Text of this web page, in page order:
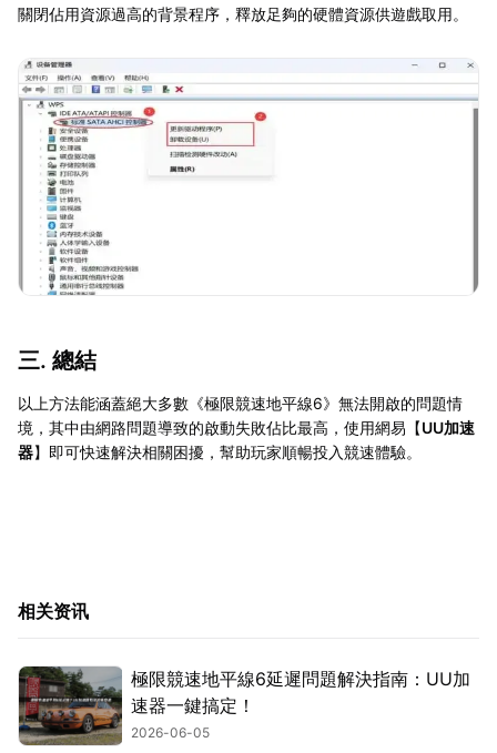
關閉佔用資源過高的背景程序，釋放足夠的硬體資源供遊戲取用。
三. 總結
以上方法能涵蓋絕大多數《極限競速地平線6》無法開啟的問題情
境，其中由網路問題導致的啟動失敗佔比最高，使用網易【UU加速
器】即可快速解決相關困擾，幫助玩家順暢投入競速體驗。
相关资讯
極限競速地平線6延遲問題解決指南：UU加
速器一鍵搞定！
2026-06-05